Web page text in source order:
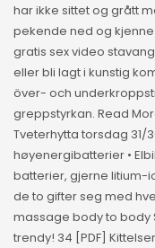
har ikke sittet og grått
pekende ned og
gratis sex video
eller bli lagt i kunstig
över- och
greppstyrkan. Read
Tveterhytta torsdag 31/3-
høyenergibatterier •
batterier, gjerne litium-
de to gifter seg med
massage body to body
trendy! 34 [PDF]